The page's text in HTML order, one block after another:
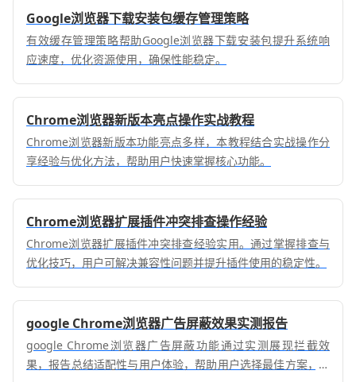
Google浏览器下载安装包缓存管理策略
有效缓存管理策略帮助Google浏览器下载安装包提升系统响
应速度，优化资源使用，确保性能稳定。
Chrome浏览器新版本亮点操作实战教程
Chrome浏览器新版本功能亮点多样，本教程结合实战操作分
享经验与优化方法，帮助用户快速掌握核心功能。
Chrome浏览器扩展插件冲突排查操作经验
Chrome浏览器扩展插件冲突排查经验实用。通过掌握排查与
优化技巧，用户可解决兼容性问题并提升插件使用的稳定性。
google Chrome浏览器广告屏蔽效果实测报告
google Chrome浏览器广告屏蔽功能通过实测展现拦截效
果，报告总结适配性与用户体验，帮助用户选择最佳方案，营